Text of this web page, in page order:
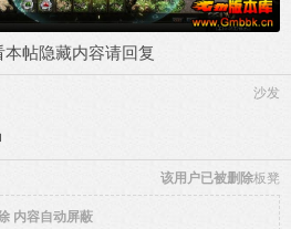
帖隐藏内容请回复
沙发
板凳
该用户已被删除
内容自动屏蔽